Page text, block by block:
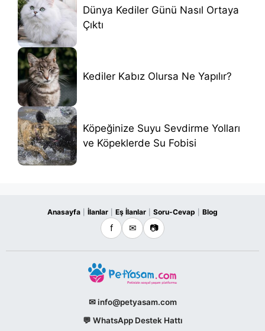
Dünya Kediler Günü Nasıl Ortaya
Çıktı
Kediler Kabız Olursa Ne Yapılır?
Köpeğinize Suyu Sevdirme Yolları
ve Köpeklerde Su Fobisi
Anasayfa İlanlar Eş İlanlar Soru-Cevap Blog
f ✉ 📷
✉ info@petyasam.com
💬 WhatsApp Destek Hattı